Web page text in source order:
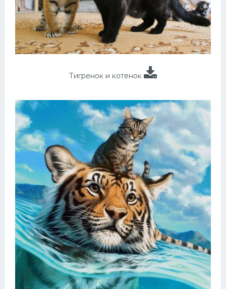
Тигренок и котенок